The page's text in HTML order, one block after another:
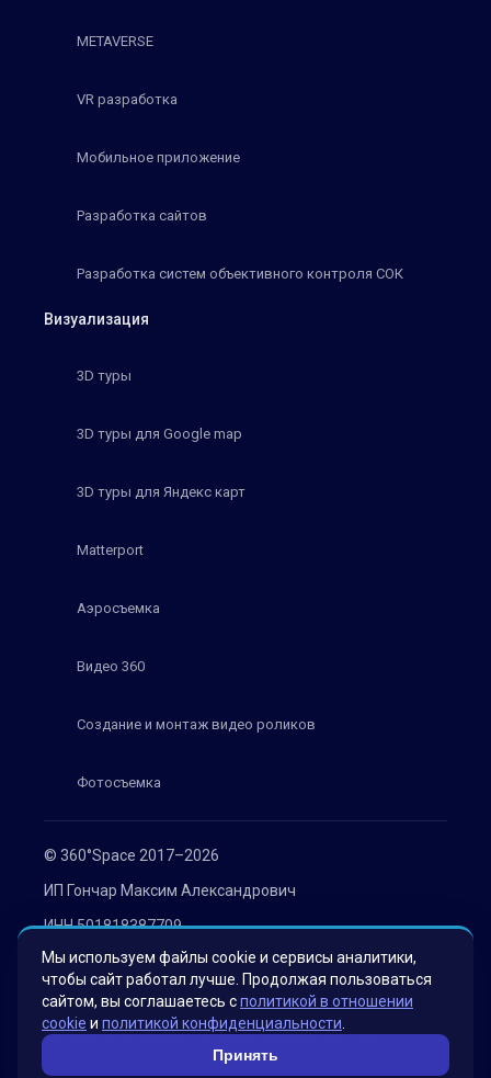
© 360°Space 2017–2026
ИП Гончар Максим Александрович
ИНН 501818387709
ОГРН 319508100030536
Политика конфиденциальности
Согласие на обработку персональных данных
METAVERSE
VR разработка
Мобильное приложение
Разработка сайтов
Разработка систем объективного контроля СОК
Визуализация
3D туры
3D туры для Google map
3D туры для Яндекс карт
Matterport
Аэросъемка
Видео 360
Создание и монтаж видео роликов
Фотосъемка
Мы используем файлы cookie и сервисы аналитики,
чтобы сайт работал лучше. Продолжая пользоваться
сайтом, вы соглашаетесь сполитикой в отношении
cookie и политикой конфиденциальности
Принять